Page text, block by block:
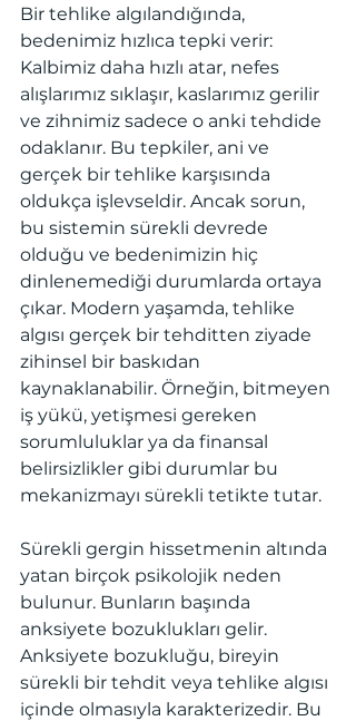
Bir tehlike algılandığında,
bedenimiz hızlıca tepki verir:
Kalbimiz daha hızlı atar, nefes
alışlarımız sıklaşır, kaslarımız gerilir
ve zihnimiz sadece o anki tehdide
odaklanır. Bu tepkiler, ani ve
gerçek bir tehlike karşısında
oldukça işlevseldir. Ancak sorun,
bu sistemin sürekli devrede
olduğu ve bedenimizin hiç
dinlenemediği durumlarda ortaya
çıkar. Modern yaşamda, tehlike
algısı gerçek bir tehditten ziyade
zihinsel bir baskıdan
kaynaklanabilir. Örneğin, bitmeyen
iş yükü, yetişmesi gereken
sorumluluklar ya da finansal
belirsizlikler gibi durumlar bu
mekanizmayı sürekli tetikte tutar.
Sürekli gergin hissetmenin altında
yatan birçok psikolojik neden
bulunur. Bunların başında
anksiyete bozuklukları gelir.
Anksiyete bozukluğu, bireyin
sürekli bir tehdit veya tehlike algısı
içinde olmasıyla karakterizedir. Bu